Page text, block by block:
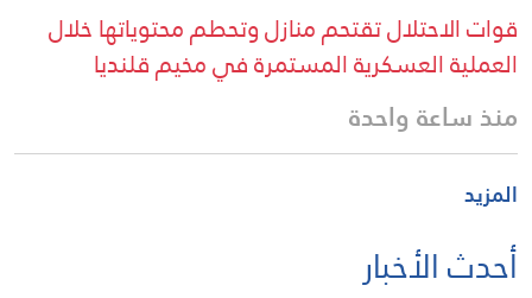
قوات الاحتلال تقتحم منازل وتحطم محتوياتها خلال
العملية العسكرية المستمرة في مخيم قلنديا
منذ ساعة واحدة
المزيد
أحدث الأخبار